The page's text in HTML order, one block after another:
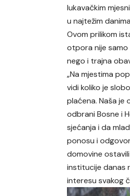
lukavačkim
u najtežim
Ovom prilikom
otpora nije
nego i trajna
„Na mjestima
vidi koliko je
plaćena. Naša je
odbrani Bosne i
sjećanja i da
ponosu i
domovine
institucije danas
interesu svakog